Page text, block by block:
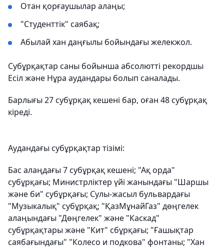
Отан қорғаушылар алаңы;
"Студенттік" саябақ;
Абылай хан даңғылы бойындағы желекжол.
Субұрқақтар саны бойынша абсолютті рекордшы
Есіл және Нұра аудандары болып саналады.
Барлығы 27 субұрқақ кешені бар, оған 48 субұрқақ
кіреді.
Аудандағы субұрқақтар тізімі:
Бас алаңдағы 7 субұрқақ кешені; "Ақ орда"
субұрқағы; Министрліктер үйі жанындағы "Шаршы
және би" субұрқағы; Сулы-жасыл бульвардағы
"Музыкалық" субұрқақ; "ҚазМұнайГаз" дөңгелек
алаңындағы "Дөңгелек" және "Каскад"
субұрқақтары және "Кит" сбұрқағы; "Ғашықтар
саябағындағы" "Колесо и подкова" фонтаны; "Хан